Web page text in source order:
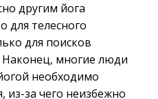
другим йога
для телесного
для поисков
Наконец, многие люди
необходимо
из-за чего неизбежно